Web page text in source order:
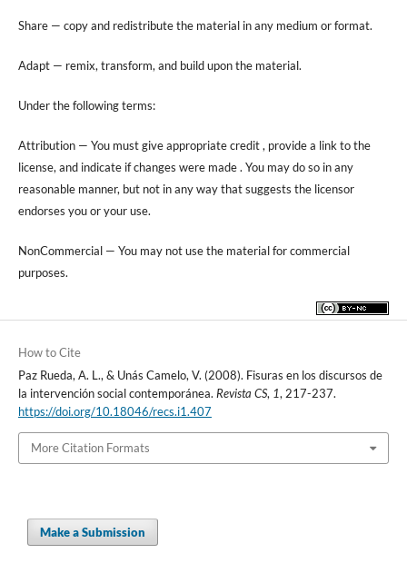
Share — copy and redistribute the material in any medium or format.
Adapt — remix, transform, and build upon the material.
Under the following terms:
Attribution — You must give appropriate credit , provide a link to the
license, and indicate if changes were made . You may do so in any
reasonable manner, but not in any way that suggests the licensor
endorses you or your use.
NonCommercial — You may not use the material for commercial
purposes.
How to Cite
Paz Rueda, A. L., & Unás Camelo, V. (2008). Fisuras en los discursos de
la intervención social contemporánea. Revista CS, 1, 217-237.
https://doi.org/10.18046/recs.i1.407
More Citation Formats
Make a Submission